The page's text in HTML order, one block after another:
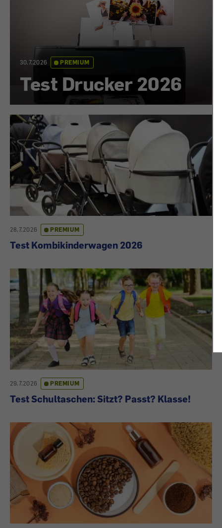
30.7.2026 PREMIUM
Test Drucker 2026
28.7.2026 PREMIUM
Test Kombikinderwagen 2026
29.7.2026 PREMIUM
Test Schultaschen: Sitzt? Passt? Klasse!